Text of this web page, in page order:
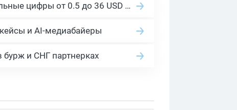
Сколько платит YouTube за 1000 просмотров в 2026: реальные цифры от 0.5 до 36 USD по ГЕО
и AI-медиабайеры
бурж и СНГ партнерках